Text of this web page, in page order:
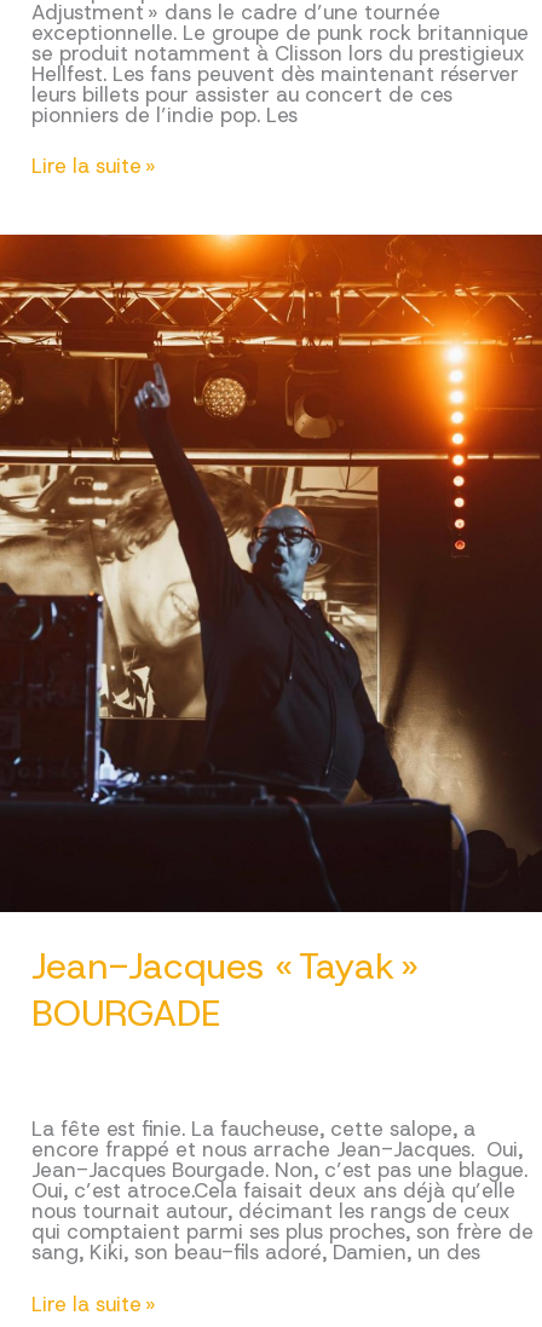
Adjustment » dans le cadre d’une tournée
exceptionnelle. Le groupe de punk rock britannique
se produit notamment à Clisson lors du prestigieux
Hellfest. Les fans peuvent dès maintenant réserver
leurs billets pour assister au concert de ces
pionniers de l’indie pop. Les
BUZZCOCKS
Lire la suite »
Jean-Jacques « Tayak »
BOURGADE
La fête est finie. La faucheuse, cette salope, a
encore frappé et nous arrache Jean-Jacques. Oui,
Jean-Jacques Bourgade. Non, c’est pas une blague.
Oui, c’est atroce.Cela faisait deux ans déjà qu’elle
nous tournait autour, décimant les rangs de ceux
qui comptaient parmi ses plus proches, son frère de
sang, Kiki, son beau-fils adoré, Damien, un des
Jean-
Lire la suite »